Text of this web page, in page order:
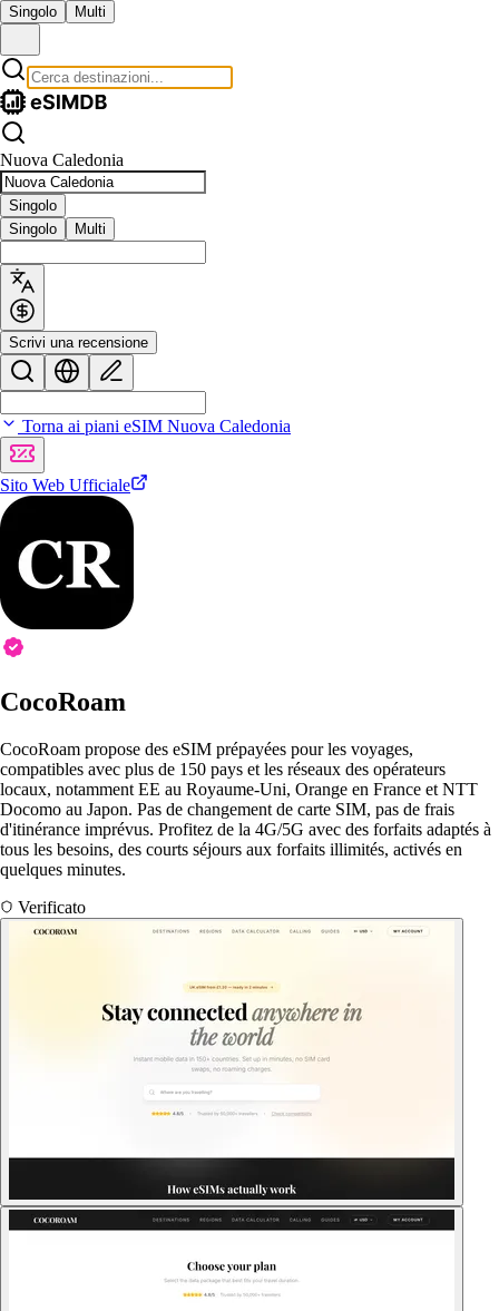
Singolo Multi
Nuova Caledonia
Singolo
Singolo
Multi
Scrivi una recensione
Torna ai piani eSIM Nuova Caledonia
Sito Web Ufficiale
CocoRoam
CocoRoam propose des eSIM prépayées pour les voyages,
compatibles avec plus de 150 pays et les réseaux des opérateurs
locaux, notamment EE au Royaume-Uni, Orange en France et NTT
Docomo au Japon. Pas de changement de carte SIM, pas de frais
d'itinérance imprévus. Profitez de la 4G/5G avec des forfaits adaptés à
tous les besoins, des courts séjours aux forfaits illimités, activés en
quelques minutes.
Verificato